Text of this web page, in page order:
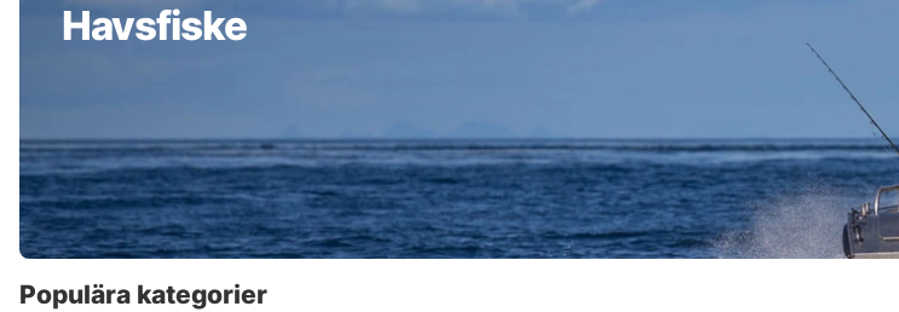
Havsfiske
Populära kategorier